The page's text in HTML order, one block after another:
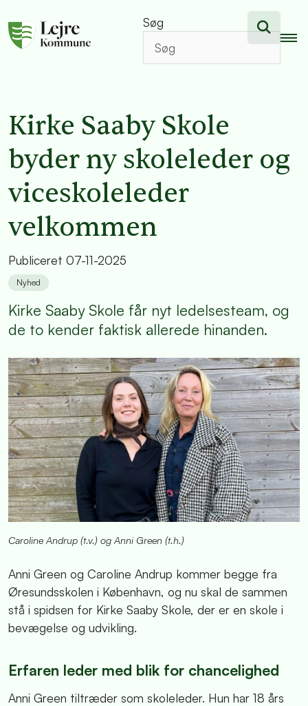
Søg
Kirke Saaby Skole
byder ny skoleleder og
viceskoleleder
velkommen
Publiceret 07-11-2025
Nyhed
Kirke Saaby Skole får nyt ledelsesteam, og
de to kender faktisk allerede hinanden.
Caroline Andrup (t.v.) og Anni Green (t.h.)
Anni Green og Caroline Andrup kommer begge fra
Øresundsskolen i København, og nu skal de sammen
stå i spidsen for Kirke Saaby Skole, der er en skole i
bevægelse og udvikling.
Erfaren leder med blik for chancelighed
Anni Green tiltræder som skoleleder. Hun har 18 års